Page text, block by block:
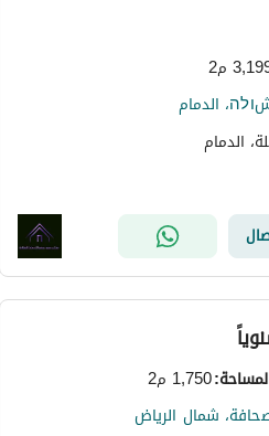
م2
الدمام
الدمام
:1,750 م2
شمال الرياض